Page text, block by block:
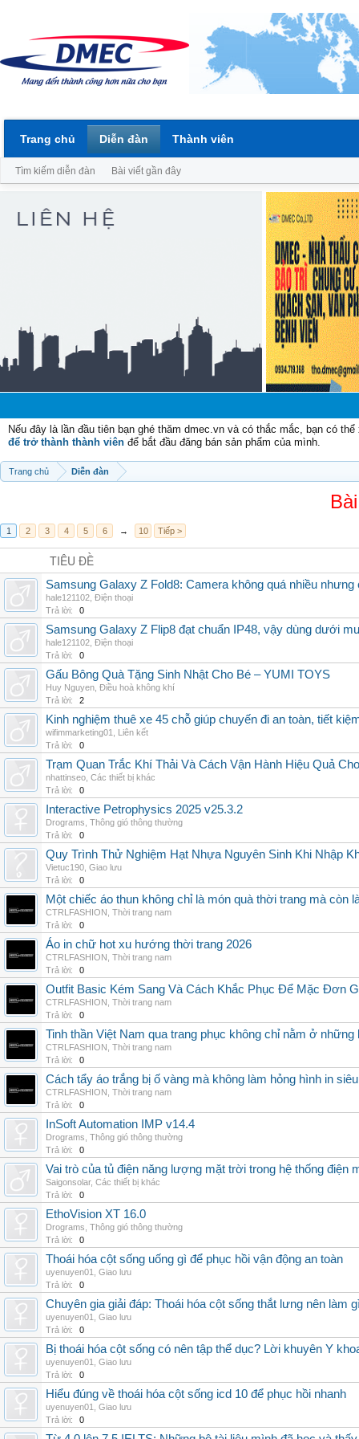
Nếu đây là lần đầu tiên bạn ghé thăm dmec.vn và có thắc mắc, bạn có
để trở thành thành viên để bắt đầu đăng bán sản phẩm của mình.
Trang chủ Diễn đàn
1 2 3 4 5 6 → 10 Tiếp >
TIÊU ĐỀ
Samsung Galaxy Z Fold8: Camera không quá nhiều nhưng
hale121102 Điện thoại
Trả lời:
0
Samsung Galaxy Z Flip8 đạt chuẩn IP48, vậy dùng dưới
hale121102 Điện thoại
Trả lời:
0
Gấu Bông Quà Tặng Sinh Nhật Cho Bé – YUMI TOYS
Huy Nguyen Điều hoà không khí
Trả lời:
2
Kinh nghiệm thuê xe 45 chỗ giúp chuyến đi an toàn, tiết
wifimmarketing01
Liên kết
Trả lời:
0
Trạm Quan Trắc Khí Thải Và Cách Vận Hành Hiệu Quả
nhattinseo Các thiết bị khác
Trả lời:
0
Interactive Petrophysics 2025 v25.3.2
Drograms Thông gió thông thường
Trả lời:
0
Quy Trình Thử Nghiệm Hạt Nhựa Nguyên Sinh Khi Nhập
Vietuc190 Giao lưu
Trả lời:
0
Một chiếc áo thun không chỉ là món quà thời trang mà
CTRLFASHION Thời trang nam
Trả lời:
0
Áo in chữ hot xu hướng thời trang 2026
CTRLFASHION Thời trang nam
Trả lời:
0
Outfit Basic Kém Sang Và Cách Khắc Phục Để Mặc Đơn
CTRLFASHION Thời trang nam
Trả lời:
0
Tinh thần Việt Nam qua trang phục không chỉ nằm ở
CTRLFASHION Thời trang nam
Trả lời:
0
Cách tẩy áo trắng bị ố vàng mà không làm hỏng hình in
CTRLFASHION Thời trang nam
Trả lời:
0
InSoft Automation IMP v14.4
Drograms Thông gió thông thường
Trả lời:
0
Vai trò của tủ điện năng lượng mặt trời trong hệ thống điện
Saigonsolar, Các thiết bị khác
Trả lời:
0
EthoVision XT 16.0
Drograms Thông gió thông thường
Trả lời:
0
Thoái hóa cột sống uống gì để phục hồi vận động an toàn
uyenuyen01
Giao lưu
Trả lời:
0
Chuyên gia giải đáp: Thoái hóa cột sống thắt lưng nên làm
uyenuyen01
Giao lưu
Trả lời:
0
Bị thoái hóa cột sống có nên tập thể dục? Lời khuyên Y
uyenuyen01
Giao lưu
Trả lời:
0
Hiểu đúng về thoái hóa cột sống icd 10 để phục hồi nhanh
uyenuyen01
Giao lưu
Trả lời:
0
Trang chủ Diễn đàn
Tìm kiếm diễn đàn Bài viết gần đây
Thành viên